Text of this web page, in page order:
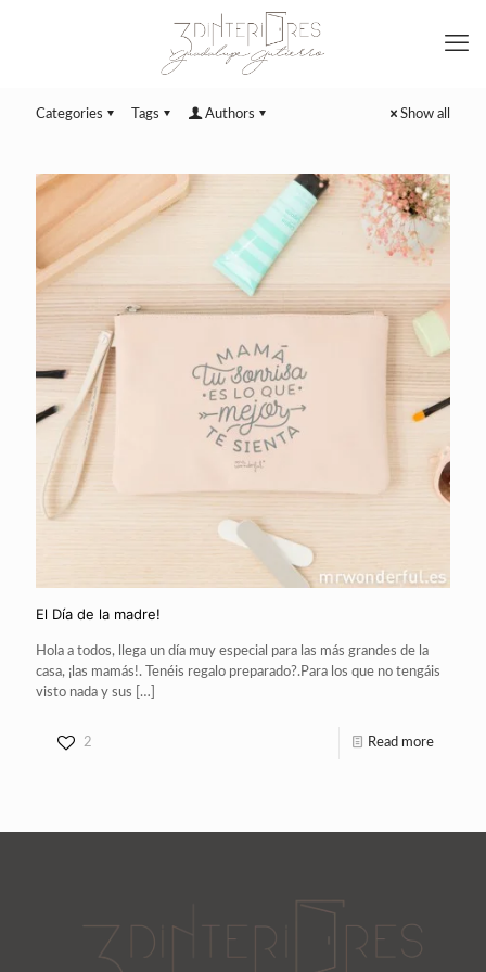
Categories Tags Authors Show all
El Día de la madre!
Hola a todos, llega un día muy especial para las más grandes de la
casa, ¡las mamás!. Tenéis regalo preparado?.Para los que no tengáis
visto nada y sus […]
2 Read more